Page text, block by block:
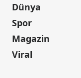
Dünya
Spor
Magazin
Viral